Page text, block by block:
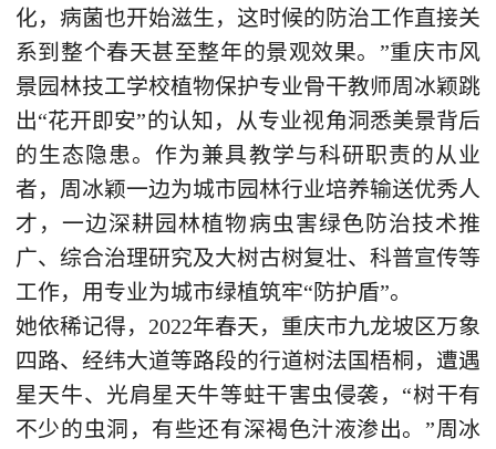
化，病菌也开始滋生，这时候的防治工作直接关
系到整个春天甚至整年的景观效果。”重庆市风
景园林技工学校植物保护专业骨干教师周冰颖跳
出“花开即安”的认知，从专业视角洞悉美景背后
的生态隐患。作为兼具教学与科研职责的从业
者，周冰颖一边为城市园林行业培养输送优秀人
才，一边深耕园林植物病虫害绿色防治技术推
广、综合治理研究及大树古树复壮、科普宣传等
工作，用专业为城市绿植筑牢“防护盾”。
她依稀记得，2022年春天，重庆市九龙坡区万象
四路、经纬大道等路段的行道树法国梧桐，遭遇
星天牛、光肩星天牛等蛀干害虫侵袭，“树干有
不少的虫洞，有些还有深褐色汁液渗出。”周冰